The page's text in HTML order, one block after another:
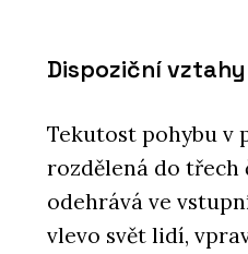
Dispoziční vztahy
Tekutost pohybu v
rozdělená do třech
odehrává ve
vlevo svět lidí,